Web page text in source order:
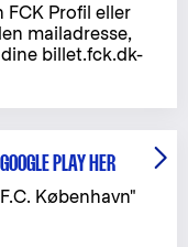
FCK Profil eller
mailadresse,
billet.fck.dk-
PLAY HER
København"